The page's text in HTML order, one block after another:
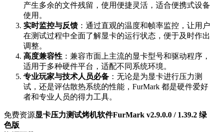
产生多余的文件残留，使用便捷灵活，适合便携式设备
使用。
实时监控与反馈 ：通过直观的温度和帧率监控，让用户
在测试过程中全面了解显卡的运行状态，便于及时作出
调整。
高度兼容性 ：兼容市面上主流的显卡型号和驱动程序，
适用于多种硬件平台，适配不同系统环境。
专业玩家与技术人员必备 ：无论是为显卡进行压力测
试，还是评估散热系统的性能，FurMark 都是硬件爱好
者和专业人员的得力工具。
免费资源显卡压力测试烤机软件FurMark v2.9.0.0 / 1.39.2 绿
色版